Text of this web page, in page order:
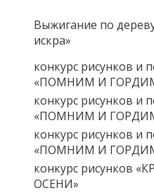
Выжигание по
искра»
конкурс рисунков и
«ПОМНИМ И
конкурс рисунков и
«ПОМНИМ И
конкурс рисунков и
«ПОМНИМ И
конкурс рисунков
ОСЕНИ»